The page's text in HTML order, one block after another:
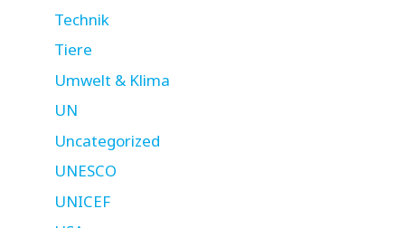
Technik
Tiere
Umwelt & Klima
UN
Uncategorized
UNESCO
UNICEF